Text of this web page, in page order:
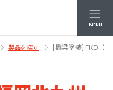
MENU
製品を探す [橋梁塗装] FKD（